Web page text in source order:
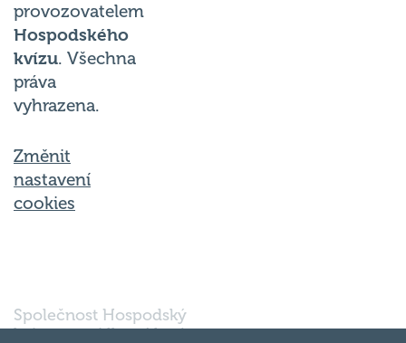
provozovatelem
Hospodského
kvízu. Všechna
práva
vyhrazena.
Změnit
nastavení
cookies
Společnost Hospodský
kvíz s.r.o., sídlem Nové